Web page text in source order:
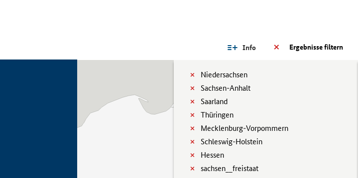
Ergebnisse filtern
Info
Niedersachsen
Sachsen-Anhalt
Saarland
Thüringen
Mecklenburg-Vorpommern
Schleswig-Holstein
Hessen
sachsen__freistaat